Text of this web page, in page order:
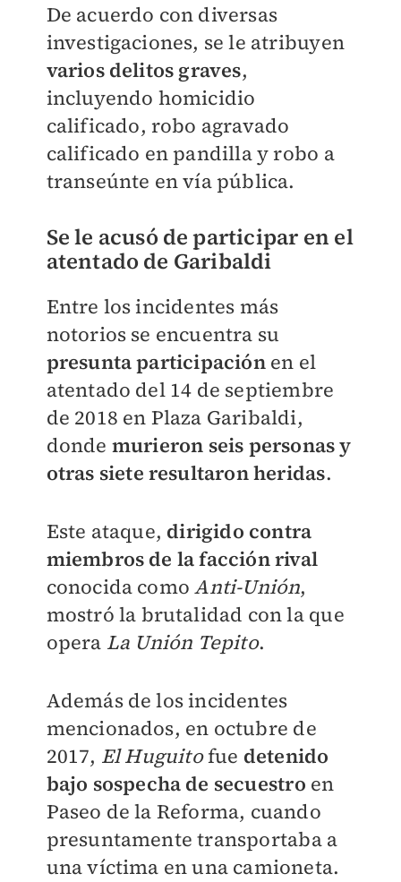
De acuerdo con diversas
investigaciones, se le atribuyen
varios delitos graves,
incluyendo homicidio
calificado, robo agravado
calificado en pandilla y robo a
transeúnte en vía pública.
Se le acusó de participar en el
atentado de Garibaldi
Entre los incidentes más
notorios se encuentra su
presunta participaciónen el
atentado del 14 de septiembre
de 2018 en Plaza Garibaldi,
donde murieron seis personas y
otras siete resultaron heridas.
Este ataque, dirigido contra
miembros de la facción rival
conocida comoAnti-Unión,
mostró la brutalidad con la que
opera La Unión Tepito.
Además de los incidentes
mencionados, en octubre de
2017, El Huguitofue detenido
bajo sospecha de secuestro en
Paseo de la Reforma, cuando
presuntamente transportaba a
una víctima en una camioneta.